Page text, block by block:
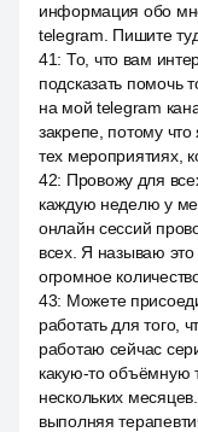
информация обо
telegram. Пишите
41: То, что вам
подсказать помочь
на мой telegram
закрепе, потому
тех мероприятиях,
42: Провожу для
каждую неделю у
онлайн сессий
всех. Я называю
огромное
43: Можете
работать для того,
работаю сейчас
какую-то объёмную
нескольких
выполняя